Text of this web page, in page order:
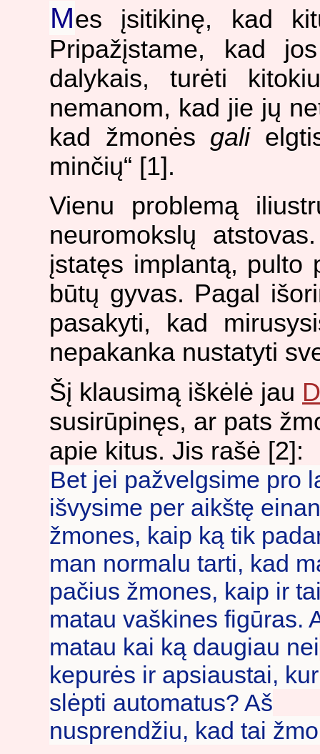
Mes įsitikinę, kad
Pripažįstame, kad
dalykais, turėti
nemanom, kad jie jų
kad žmonės gali
minčių“ [1].
Vienu problemą
neuromokslų
įstatęs implantą, pulto
būtų gyvas. Pagal
pasakyti, kad
nepakanka nustatyti
Šį klausimą iškėlė jau
susirūpinęs, ar pats
apie kitus. Jis rašė [2]:
Bet jei pažvelgsime pro
išvysime per aikštę
žmones, kaip ką tik
man normalu tarti, kad
pačius žmones, kaip ir
matau vaškines figūras.
matau kai ką daugiau nei
kepurės ir apsiaustai,
slėpti automatus? Aš
nusprendžiu, kad tai